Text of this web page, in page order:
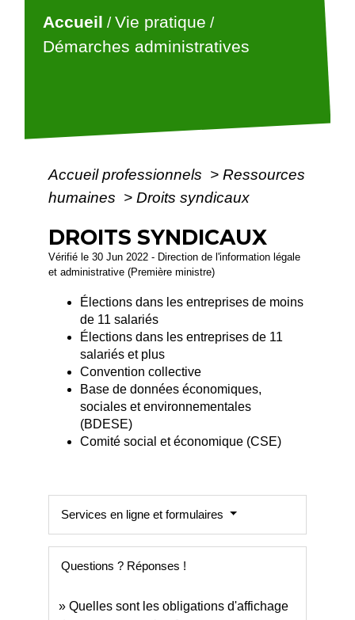
Accueil /Vie pratique /
Démarches administratives
Accueil professionnels > Ressources
humaines > Droits syndicaux
DROITS SYNDICAUX
Vérifié le 30 Jun 2022 - Direction de l'information légale
et administrative (Première ministre)
Élections dans les entreprises de moins
de 11 salariés
Élections dans les entreprises de 11
salariés et plus
Convention collective
Base de données économiques,
sociales et environnementales
(BDESE)
Comité social et économique (CSE)
Services en ligne et formulaires
Questions ? Réponses !
Quelles sont les obligations d'affichage